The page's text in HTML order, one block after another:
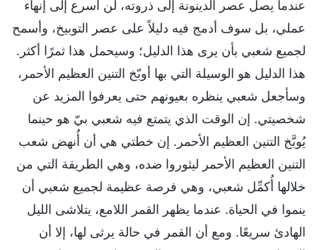
عندما يصل عصر الدينونة إلى ذروته، لن أسرع إلى إنهاء
عملي، بل سوف أدمج فيه دليلاً على عصر التوبيخ، وأسمح
لجميع شعبي بأن يرى هذا الدليل؛ وسيحمل هذا ثمرًا أكثر.
هذا الدليل هو الوسيلة التي بها أوبّخ التنين العظيم الأحمر،
وسأجعل شعبي ينظره بعيونهم حتى يعرفوا المزيد عن
شخصيتي. إن الوقت الذي يتمتع فيه شعبي بيّ هو حينما
يُوبَّخ التنين العظيم الأحمر. إن خطتي هي أن أُنهض شعب
التنين العظيم الأحمر ليثوروا ضده، وهي الطريقة التي من
خلالها أُكمِّل شعبي، وهي فرصة عظيمة لجميع شعبي أن
ينموا في الحياة. عندما يظهر القمر اللامع، يتلاشى الليل
الهادئ سريعًا. ومع أن القمر في حالة يرثى لها، إلا أن